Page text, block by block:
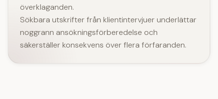
överklaganden.
Sökbara utskrifter från klientintervjuer underlättar
noggrann ansökningsförberedelse och
säkerställer konsekvens över flera förfaranden.